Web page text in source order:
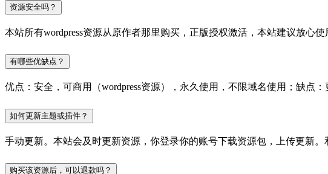
资源安全吗？
本站所有wordpress资源从原作者那里购买，正版授权激活，本站建议放心
有哪些优缺点？
优点：安全，可商用（wordpress资源），永久使用，不限域名使用；缺点
如何更新主题或插件？
手动更新。本站会及时更新资源，你登录你的账号下载资源包，上传更新。
购买该资源后，可以退款吗？